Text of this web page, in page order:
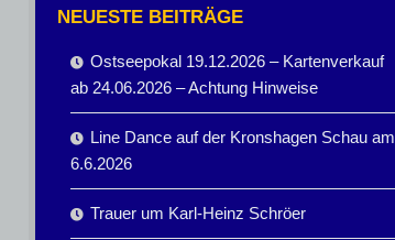
NEUESTE BEITRÄGE
Ostseepokal 19.12.2026 – Kartenverkauf
ab 24.06.2026 – Achtung Hinweise
Line Dance auf der Kronshagen Schau am
6.6.2026
Trauer um Karl-Heinz Schröer